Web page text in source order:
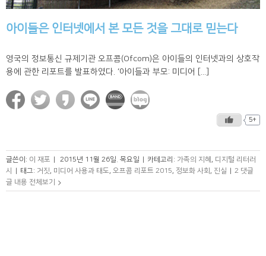
아이들은 인터넷에서 본 모든 것을 그대로 믿는다
영국의 정보통신 규제기관 오프콤(Ofcom)은 아이들의 인터넷과의 상호작
용에 관한 리포트를 발표하였다. ‘아이들과 부모: 미디어 [...]
5+
글쓴이: 이 재포 | 2015년 11월 26일. 목요일 | 카테고리: 가족의 지혜 , 디지털 리터러
시
| 태그: 거짓, 미디어 사용과 태도, 오프콤 리포트 2015, 정보화 사회 , 진실 | 2 댓글
글 내용 전체보기